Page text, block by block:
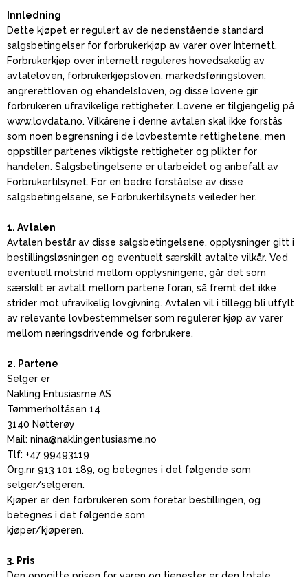
Innledning
Dette kjøpet er regulert av de nedenstående standard
salgsbetingelser for forbrukerkjøp av varer over Internett.
Forbrukerkjøp over internett reguleres hovedsakelig av
avtaleloven, forbrukerkjøpsloven, markedsføringsloven,
angrerettloven og ehandelsloven, og disse lovene gir
forbrukeren ufravikelige rettigheter. Lovene er tilgjengelig på
www.lovdata.no. Vilkårene i denne avtalen skal ikke forstås
som noen begrensning i de lovbestemte rettighetene, men
oppstiller partenes viktigste rettigheter og plikter for
handelen. Salgsbetingelsene er utarbeidet og anbefalt av
Forbrukertilsynet. For en bedre forståelse av disse
salgsbetingelsene, se Forbrukertilsynets veileder her.
1. Avtalen
Avtalen består av disse salgsbetingelsene, opplysninger gitt i
bestillingsløsningen og eventuelt særskilt avtalte vilkår. Ved
eventuell motstrid mellom opplysningene, går det som
særskilt er avtalt mellom partene foran, så fremt det ikke
strider mot ufravikelig lovgivning. Avtalen vil i tillegg bli utfylt
av relevante lovbestemmelser som regulerer kjøp av varer
mellom næringsdrivende og forbrukere.
2. Partene
Selger er
Nakling Entusiasme AS
Tømmerholtåsen 14
3140 Nøtterøy
Mail: nina@naklingentusiasme.no
Tlf: +47 99493119
Org.nr 913 101 189, og betegnes i det følgende som
selger/selgeren.
Kjøper er den forbrukeren som foretar bestillingen, og
betegnes i det følgende som
kjøper/kjøperen.
3. Pris